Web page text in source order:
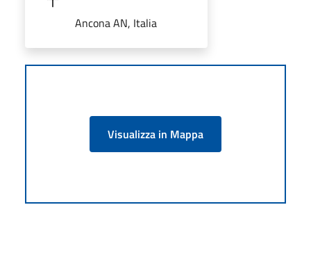
Ancona AN, Italia
Visualizza in Mappa